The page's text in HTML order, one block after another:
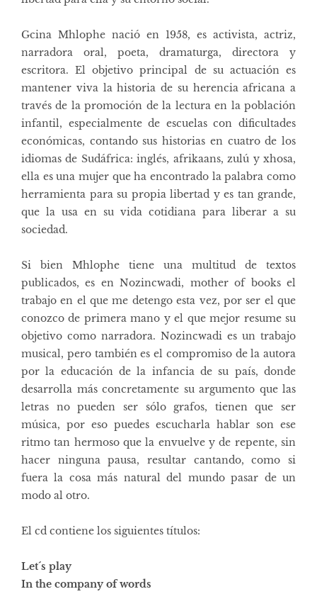
Gcina Mhlophe nació en 1958, es activista, actriz,
narradora oral, poeta, dramaturga, directora y
escritora. El objetivo principal de su actuación es
mantener viva la historia de su herencia africana a
través de la promoción de la lectura en la población
infantil, especialmente de escuelas con dificultades
económicas, contando sus historias en cuatro de los
idiomas de Sudáfrica: inglés, afrikaans, zulú y xhosa,
ella es una mujer que ha encontrado la palabra como
herramienta para su propia libertad y es tan grande,
que la usa en su vida cotidiana para liberar a su
sociedad.
Si bien Mhlophe tiene una multitud de textos
publicados, es en Nozincwadi, mother of books el
trabajo en el que me detengo esta vez, por ser el que
conozco de primera mano y el que mejor resume su
objetivo como narradora. Nozincwadi es un trabajo
musical, pero también es el compromiso de la autora
por la educación de la infancia de su país, donde
desarrolla más concretamente su argumento que las
letras no pueden ser sólo grafos, tienen que ser
música, por eso puedes escucharla hablar son ese
ritmo tan hermoso que la envuelve y de repente, sin
hacer ninguna pausa, resultar cantando, como si
fuera la cosa más natural del mundo pasar de un
modo al otro.
El cd contiene los siguientes títulos:
Let´s play
In the company of words